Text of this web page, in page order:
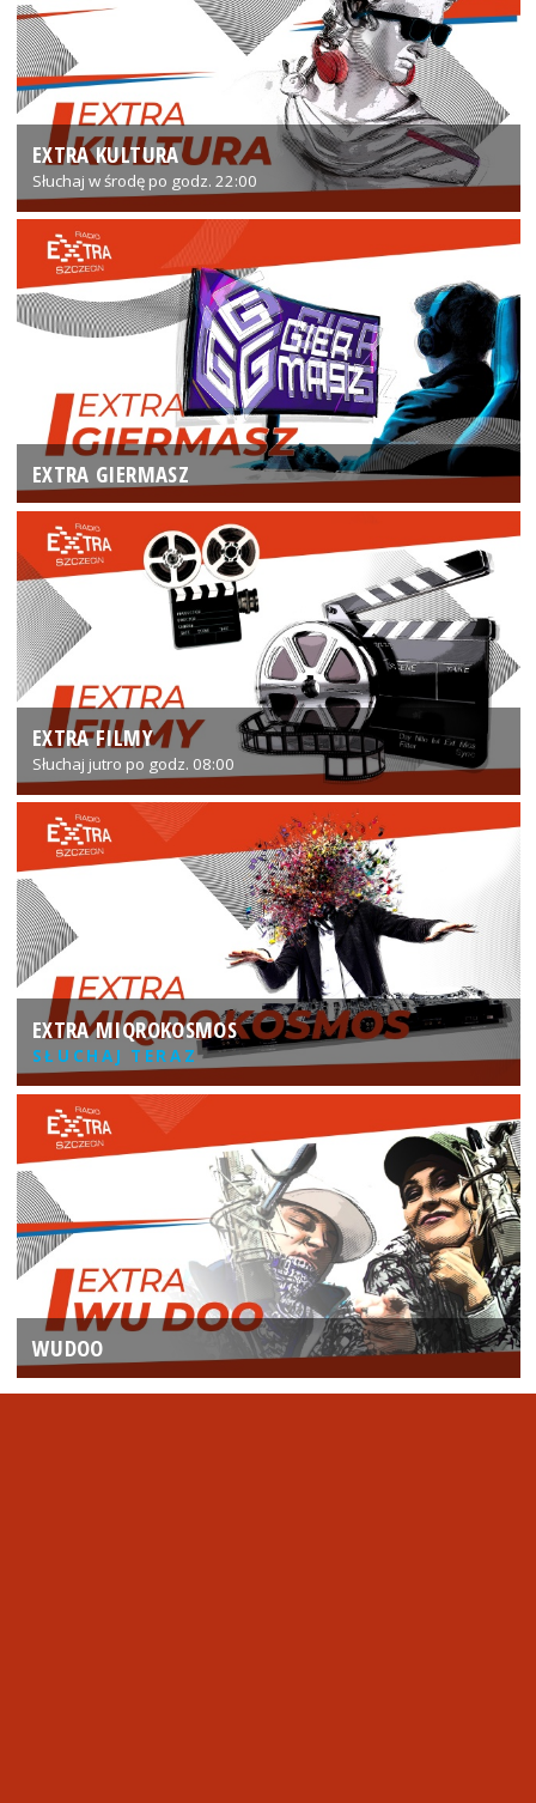
EXTRA KULTURA
Słuchaj w środę po godz. 22:00
EXTRA GIERMASZ
EXTRA FILMY
Słuchaj jutro po godz. 08:00
EXTRA MIQROKOSMOS
SŁUCHAJ TERAZ
WUDOO